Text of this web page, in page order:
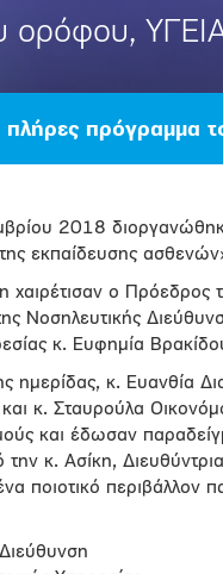
ορόφου,
πλήρες πρόγραμμα
2018
εκπαίδευσης
χαιρέτισαν ο Πρόεδρος
Νοσηλευτικής
κ. Ευφημία
ημερίδας, κ. Ευανθία
κ. Σταυρούλα
και έδωσαν
την κ. Ασίκη,
ποιοτικό περιβάλλον